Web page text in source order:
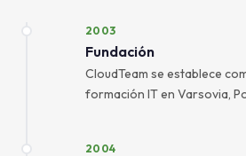
2003
Fundación
CloudTeam se establece
formación IT en Varsovia,
2004